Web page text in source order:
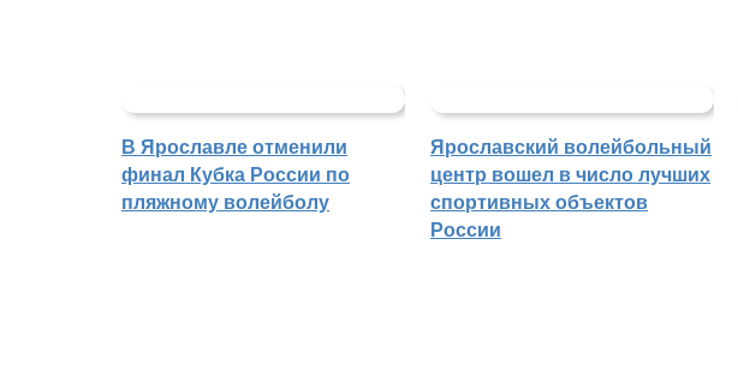
В Ярославле отменили
финал Кубка России по
пляжному волейболу
Ярославский волейбольный
центр вошел в число лучших
спортивных объектов
России